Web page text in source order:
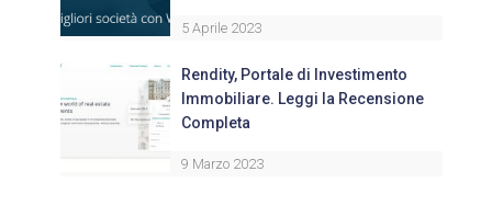
5 Aprile 2023
Rendity, Portale di Investimento
Immobiliare. Leggi la Recensione
Completa
9 Marzo 2023